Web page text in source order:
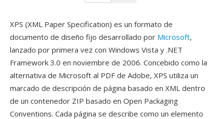
XPS (XML Paper Specification) es un formato de
documento de diseño fijo desarrollado por Microsoft,
lanzado por primera vez con Windows Vista y .NET
Framework 3.0 en noviembre de 2006. Concebido como la
alternativa de Microsoft al PDF de Adobe, XPS utiliza un
marcado de descripción de página basado en XML dentro
de un contenedor ZIP basado en Open Packaging
Conventions. Cada página se describe como un elemento